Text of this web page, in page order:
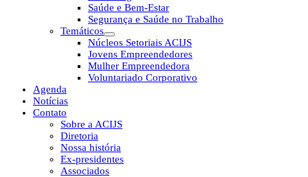
Saúde e Bem-Estar
Segurança e Saúde no Trabalho
Temáticos
Núcleos Setoriais ACIJS
Jovens Empreendedores
Mulher Empreendedora
Voluntariado Corporativo
Agenda
Notícias
Contato
Sobre a ACIJS
Diretoria
Nossa história
Ex-presidentes
Associados